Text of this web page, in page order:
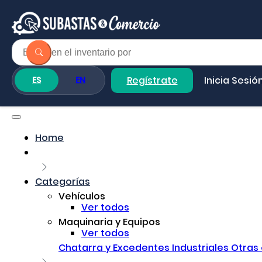
ES EN Regístrate Inicia
Home
Categorías
Vehículos
Ver todos
Maquinaria y Equipos
Ver todos
Chatarra y Excedentes Industriales Otras